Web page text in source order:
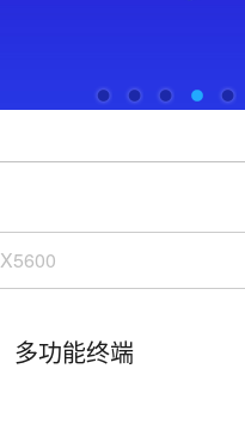
多功能终端